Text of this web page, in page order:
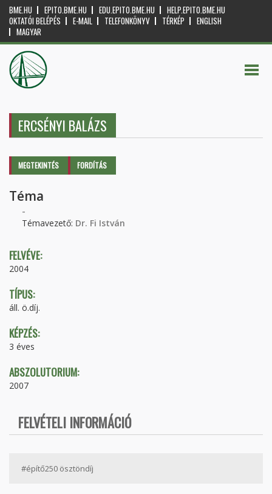
BME.HU EPITO.BME.HU EDU.EPITO.BME.HU
HELP.EPITO.BME.HU
OKTATÓI BELÉPÉS
E-MAIL TELEFONKÖNYV TÉRKÉP
ENGLISH
MAGYAR
ERCSÉNYI BALÁZS
Elsődleges fülek
MEGTEKINTÉS (AKTÍVFORDÍTÁS
Téma
-
Témavezető: Dr. Fi István
FELVÉVE:
2004
TÍPUS:
áll. ö.díj.
KÉPZÉS:
3 éves
ABSZOLUTORIUM:
2007
FELVÉTELI INFORMÁCIÓ
#építő250 ösztöndíj